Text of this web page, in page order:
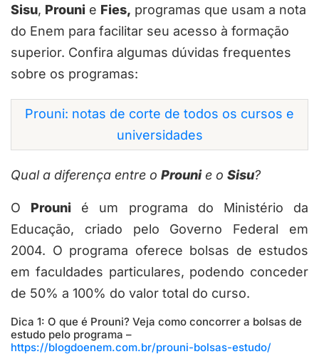
Sisu, Prouni e Fies, programas que usam a nota
do Enem para facilitar seu acesso à formação
superior. Confira algumas dúvidas frequentes
sobre os programas:
Prouni: notas de corte de todos os cursos e
universidades
Qual a diferença entre o Prounie o Sisu?
O Prouni é um programa do Ministério da
Educação, criado pelo Governo Federal em
2004. O programa oferece bolsas de estudos
em faculdades particulares, podendo conceder
de 50% a 100% do valor total do curso.
Dica 1: O que é Prouni? Veja como concorrer a bolsas de
estudo pelo programa –
https://blogdoenem.com.br/prouni-bolsas-estudo/